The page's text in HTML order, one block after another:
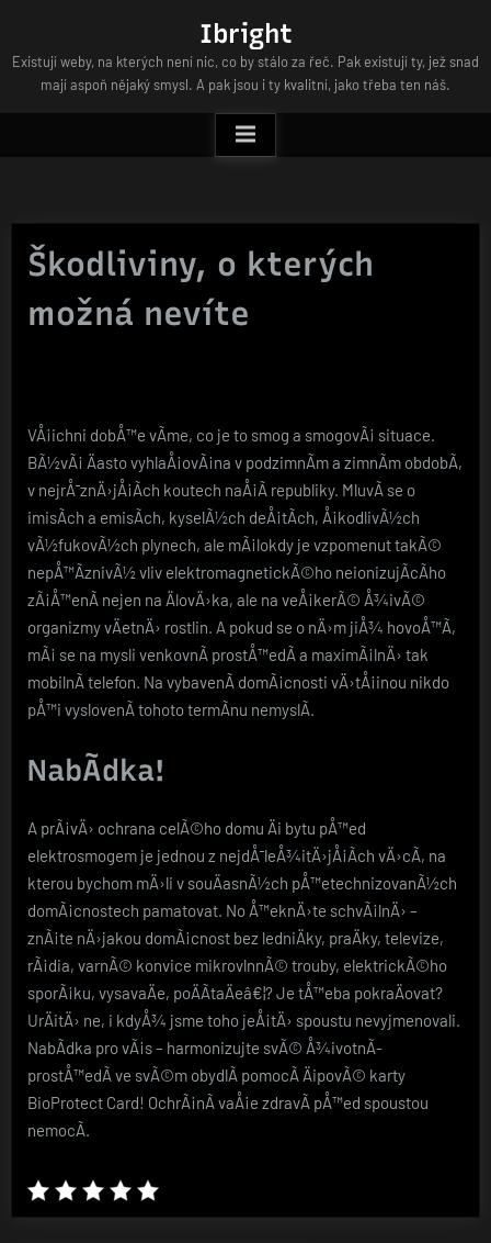
content
Ibright
Existují weby, na kterých není nic, co by stálo za řeč. Pak existují ty, jež snad
mají aspoň nějaký smysl. A pak jsou i ty kvalitní, jako třeba ten náš.
Škodliviny, o kterých
možná nevíte
VÅ¡ichni dobÅ™e vÃ­me, co je to smog a smogovÃ¡ situace.
BÃ½vÃ¡ Äasto vyhlaÅ¡ovÃ¡na v podzimnÃ­m a zimnÃ­m obdobÃ­,
v nejrÅ¯znÄ›jÅ¡Ã­ch koutech naÅ¡Ã­ republiky. MluvÃ­ se o
imisÃ­ch a emisÃ­ch, kyselÃ½ch deÅ¡tÃ­ch, Å¡kodlivÃ½ch
vÃ½fukovÃ½ch plynech, ale mÃ¡lokdy je vzpomenut takÃ©
nepÅ™Ã­znivÃ½ vliv elektromagnetickÃ©ho neionizujÃ­cÃ­ho
zÃ¡Å™enÃ­ nejen na ÄlovÄ›ka, ale na veÅ¡kerÃ© Å¾ivÃ©
organizmy vÄetnÄ› rostlin. A pokud se o nÄ›m jiÅ¾ hovoÅ™Ã­,
mÃ¡ se na mysli venkovnÃ­ prostÅ™edÃ­ a maximÃ¡lnÄ› tak
mobilnÃ­ telefon. Na vybavenÃ­ domÃ¡cnosti vÄ›tÅ¡inou nikdo
pÅ™i vyslovenÃ­ tohoto termÃ­nu nemyslÃ­.
NabÃ­dka!
A prÃ¡vÄ› ochrana celÃ©ho domu Äi bytu pÅ™ed
elektrosmogem je jednou z nejdÅ¯leÅ¾itÄ›jÅ¡Ã­ch vÄ›cÃ­, na
kterou bychom mÄ›li v souÄasnÃ½ch pÅ™etechnizovanÃ½ch
domÃ¡cnostech pamatovat. No Å™eknÄ›te schvÃ¡lnÄ› –
znÃ¡te nÄ›jakou domÃ¡cnost bez ledniÄky, praÄky, televize,
rÃ¡dia, varnÃ© konvice mikrovlnnÃ© trouby, elektrickÃ©ho
sporÃ¡ku, vysavaÄe, poÄÃ­taÄeâ€¦? Je tÅ™eba pokraÄovat?
UrÄitÄ› ne, i kdyÅ¾ jsme toho jeÅ¡tÄ› spoustu nevyjmenovali.
NabÃ­dka pro vÃ¡s – harmonizujte svÃ© Å¾ivotnÃ­
prostÅ™edÃ­ ve svÃ©m obydlÃ­ pomocÃ­ ÄipovÃ© karty
BioProtect Card! OchrÃ¡nÃ­ vaÅ¡e zdravÃ­ pÅ™ed spoustou
nemocÃ­.